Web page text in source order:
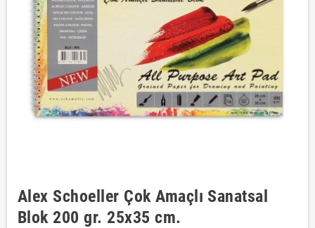
Alex Schoeller Çok Amaçlı Sanatsal
Blok 200 gr. 25x35 cm.